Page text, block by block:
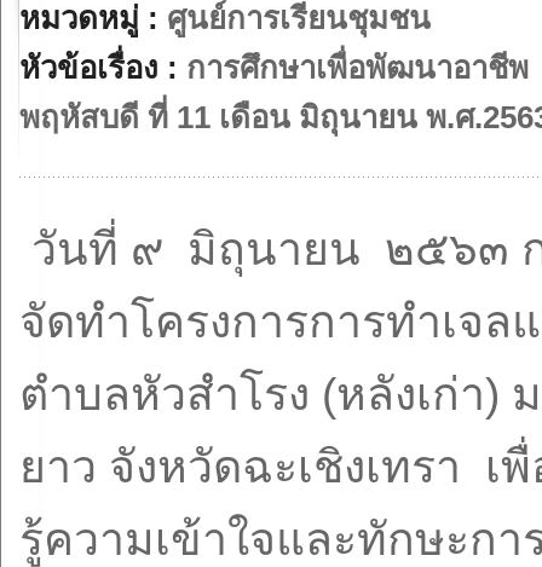
หมวดหมู่ : ศูนย์การเรียนชุมชน
หัวข้อเรื่อง : การศึกษาเพื่อพัฒนาอาชีพ
พฤหัสบดี ที่ 11 เดือน มิถุนายน พ.ศ
วันที่ ๙ มิถุนายน ๒๕๖๓ ก
จัดทำโครงการการทำเจ
ตำบลหัวสำโรง (หลังเก่า)
ยาว จังหวัดฉะเชิงเทรา
รู้ความเข้าใจและทักษะก